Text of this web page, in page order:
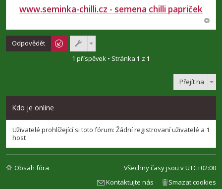
www.seminka-chilli.cz - semena chilli papriček
Odpovědět
1 příspěvek • Stránka 1 z 1
Přejít na
Kdo je online
Uživatelé prohlížející si toto fórum: Žádní registrovaní uživatelé a 1
host
Obsah fóra Všechny časy jsou vUTC+02:00
Smazat cookies
Kontaktujte nás